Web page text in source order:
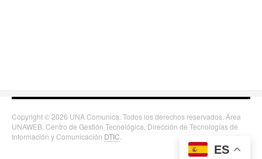
ES
Copyright © 2026 UNA Comunica. Todos los derechos reservados. Área
UNAWEB, Centro de Gestión Tecnológica, Dirección de Tecnologías de
Información y Comunicación DTIC